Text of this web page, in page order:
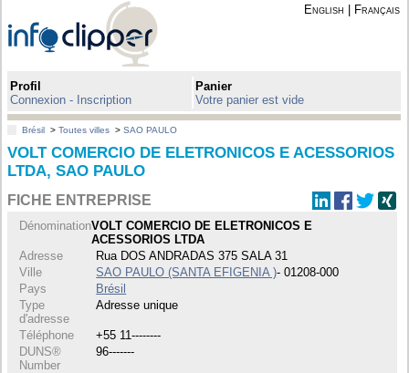
English Français
Profil
Connexion - Inscription
Panier
Votre panier est vide
Brésil >Toutes villes >SAO PAULO
VOLT COMERCIO DE ELETRONICOS E ACESSORIOS
LTDA, SAO PAULO
FICHE ENTREPRISE
DénominationVOLT COMERCIO DE ELETRONICOS E
ACESSORIOS LTDA
Adresse
Rua DOS ANDRADAS 375 SALA 31
Ville
SAO PAULO (SANTA EFIGENIA )- 01208-000
Pays
Brésil
Type
d'adresse
Adresse unique
Téléphone
+55 11--------
DUNS®
Number
96-------